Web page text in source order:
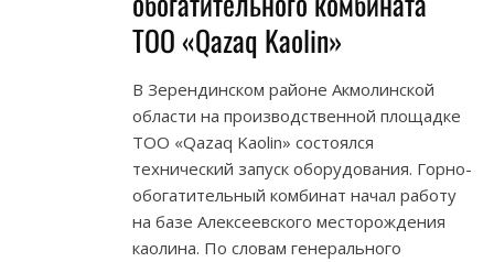
ТОО «Qazaq Kaolin»
В Зерендинском районе Акмолинской
области на производственной площадке
ТОО «Qazaq Kaolin» состоялся
технический запуск оборудования. Горно-
обогатительный комбинат начал работу
на базе Алексеевского месторождения
каолина. По словам генерального